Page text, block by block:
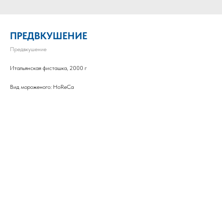
ПРЕДВКУШЕНИЕ
Предвкушение
Итальянская фисташка, 2000 г
Вид мороженого: HoReCa